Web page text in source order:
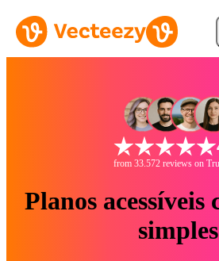
from 33.572 reviews on
Planos acessíveis
simples